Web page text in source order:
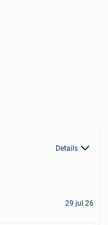
Details
29 jul 26